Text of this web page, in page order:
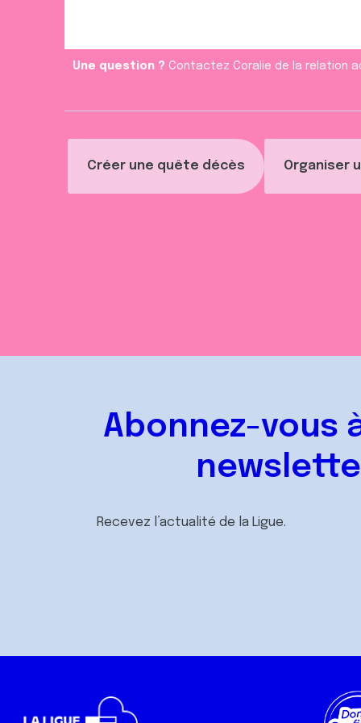
Créer une quête décès Organiser
Une question ? Contactez Coralie de la relation
Abonnez-vous
Recevez l’actualité de la Ligue.